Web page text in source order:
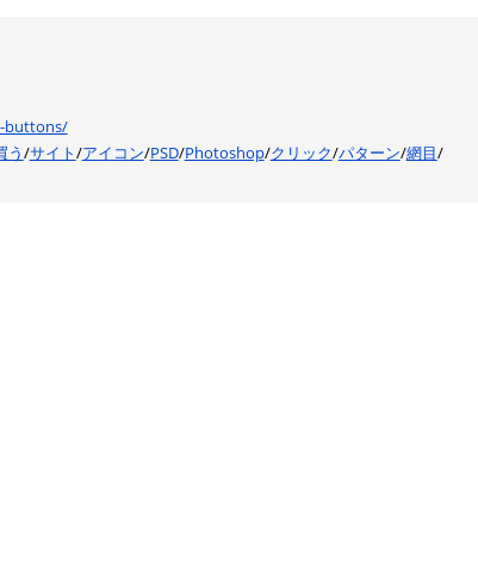
buttons/
う/サイト/アイコン/PSD/Photoshop/クリック/パターン/網目/